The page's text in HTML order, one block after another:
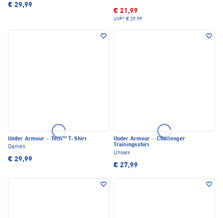
€ 29,99
€ 21,99
UVP* € 29,99
Under Armour ·
Tech™ T-Shirt
Damen
€ 29,99
Under Armour · Challenger
Trainingsshirt
Unisex
€ 27,99